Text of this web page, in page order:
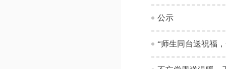
公示
“师生同台送祝福